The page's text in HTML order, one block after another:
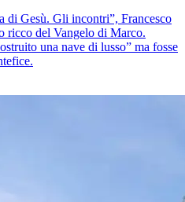
di Gesù. Gli incontri”, Francesco
ricco del Vangelo di Marco.
una nave di lusso” ma fosse